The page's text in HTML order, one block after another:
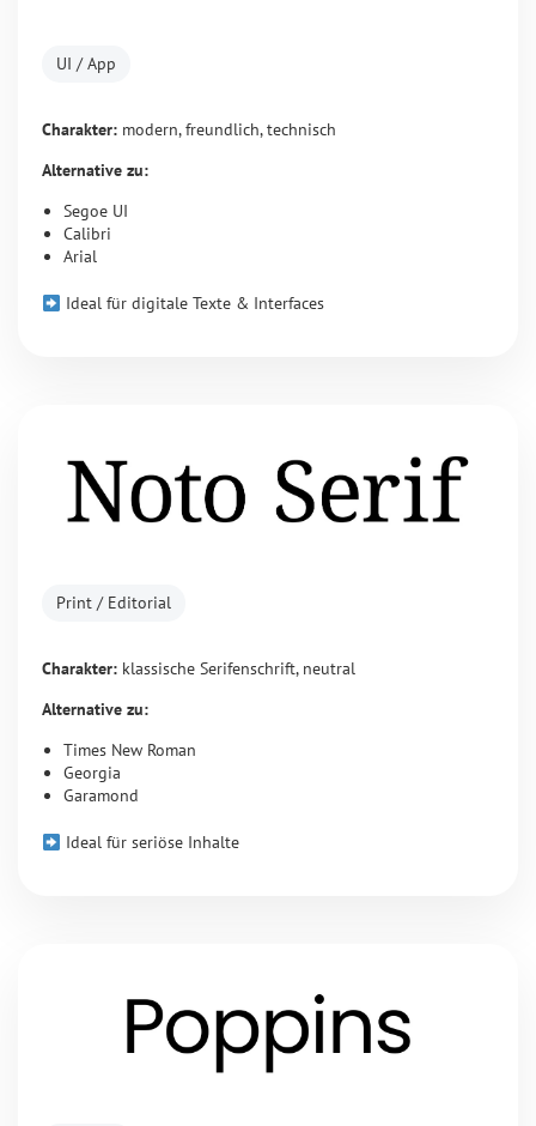
UI / App
Charakter: modern, freundlich, technisch
Alternative zu:
Segoe UI
Calibri
Arial
Ideal für digitale Texte & Interfaces
Print / Editorial
Charakter: klassische Serifenschrift, neutral
Alternative zu:
Times New Roman
Georgia
Garamond
Ideal für seriöse Inhalte